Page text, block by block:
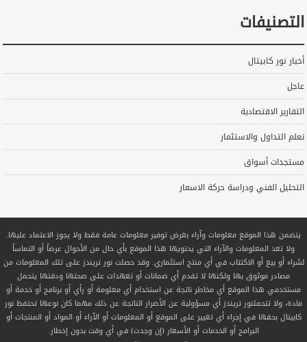
التصنيفات
أخبار نور كابيتال
عاجل
التقارير الاقتصادية
تعلم التداول والاستثمار
مستجدات أسواق
التحليل الفني ودراسة حركة الاسعار
يتضمن هذا الموقع معلومات وآراء بغرض توفير معلومات عامة فقط ولا يجوز الاعتماد عليها.
ولا تعد المعلومات والآراء التي يحتويها هذا الموقع بأي حال من الأحوال عرضاً أو التماساً
لشراء أو بيع أو الاكتتاب في أي منتج استثماري. وقد حصلت نور تريندز على تلك المعلومات من
مصادر موثوق بها ولكنها لا تقدم أي ضمانات أو تعهدات على صحتها ودقتها يتحمل
مستخدمي هذا الموقع أي مخاطر ناتجة عن استخدام أي معلومة أو رأي أو برنامج أو خدمة أو
مادة، ولا تتحملنور تريندز أي مسؤولية عن الأضرار الناتجة عن ذلك مهما كان نوعها تحتفظ نور
كابيتال بحقها في إجراء أي تغيير على الموقع أو المعلومات أو الآراء أو المواد أو المنتجات أو
البرامج أو الخدمات أو الأسعار (إن وجدت) في أي وقت بدون إخطار.